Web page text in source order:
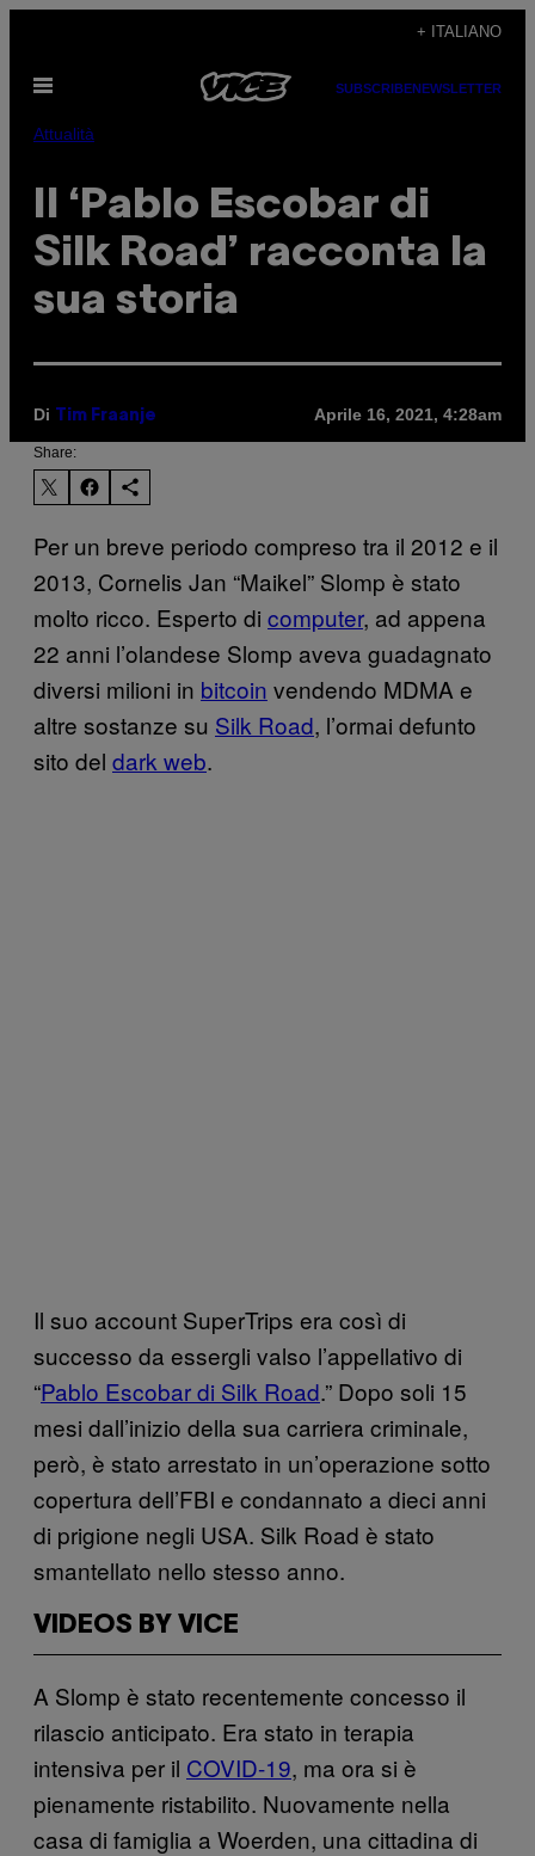
contenuto
+ ITALIANO
Apri
SUBSCRIBENEWSLETTER
Attualità
Il ‘Pablo Escobar di
Silk Road’ racconta la
sua storia
Di Tim Fraanje Aprile 16, 2021, 4:28am
Share:
Per un breve periodo compreso tra il 2012 e il
2013, Cornelis Jan “Maikel” Slomp è stato
molto ricco. Esperto di computer, ad appena
22 anni l’olandese Slomp aveva guadagnato
diversi milioni in bitcoin vendendo MDMA e
altre sostanze su Silk Road, l’ormai defunto
sito del dark web.
Il suo account SuperTrips era così di
successo da essergli valso l’appellativo di
“Pablo Escobar di Silk Road.” Dopo soli 15
mesi dall’inizio della sua carriera criminale,
però, è stato arrestato in un’operazione sotto
copertura dell’FBI e condannato a dieci anni
di prigione negli USA. Silk Road è stato
smantellato nello stesso anno.
VIDEOS BY VICE
A Slomp è stato recentemente concesso il
rilascio anticipato. Era stato in terapia
intensiva per il COVID-19, ma ora si è
pienamente ristabilito. Nuovamente nella
casa di famiglia a Woerden, una cittadina di